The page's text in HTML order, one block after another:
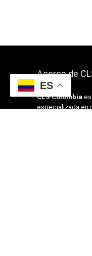
Acerca de
CLS Colombia
especializada en
ES